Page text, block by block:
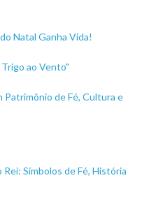
Natal Ganha Vida!
ao Vento"
de Fé, Cultura e
Símbolos de Fé, História